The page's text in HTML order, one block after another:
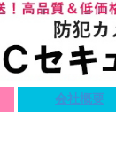
会社概要